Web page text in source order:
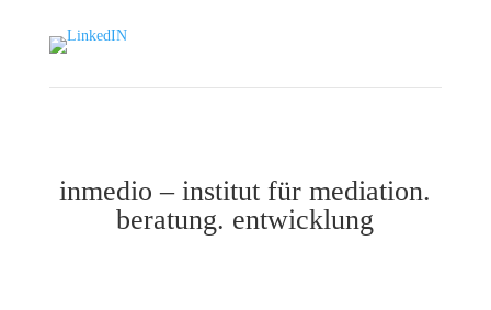
inmedio – institut für mediation.
beratung. entwicklung